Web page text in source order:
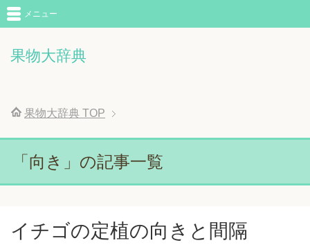
果物大辞典
メニュー
果物大辞典 TOP
「向き」の記事一覧
イチゴの定植の向きと間隔